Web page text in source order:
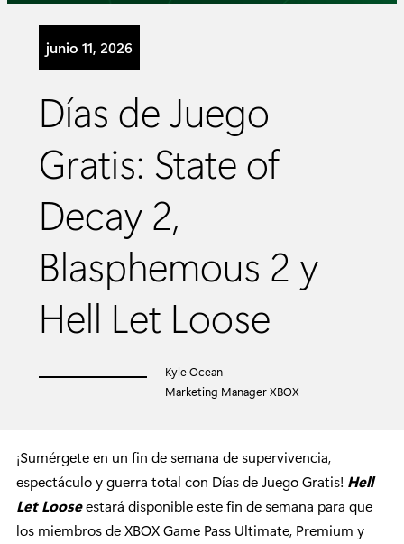
junio 11, 2026
Días de Juego
Gratis: State of
Decay 2,
Blasphemous 2 y
Hell Let Loose
Kyle Ocean
Marketing Manager XBOX
¡Sumérgete en un fin de semana de supervivencia,
espectáculo y guerra total con Días de Juego Gratis! Hell
Let Looseestará disponible este fin de semana para que
los miembros de XBOX Game Pass Ultimate, Premium y